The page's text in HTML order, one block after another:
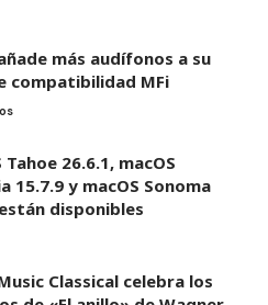
más audífonos a su
compatibilidad MFi
Tahoe 26.6.1, macOS
15.7.9 y macOS Sonoma
disponibles
Classical celebra los